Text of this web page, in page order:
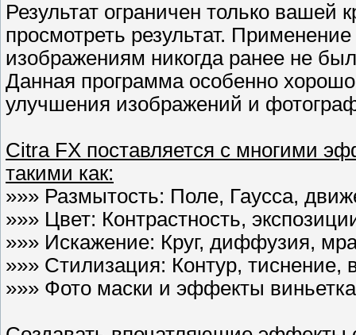
Результат ограничен только
просмотреть результат.
изображениям никогда ранее не
Данная программа особенно хорошо
улучшения изображений и
Citra FX поставляется с многими
такими как:
»»» Размытость: Поле, Гаусса,
»»» Цвет: Контрастность,
»»» Искажение: Круг, диффузия,
»»» Стилизация: Контур,
»»» Фото маски и эффекты